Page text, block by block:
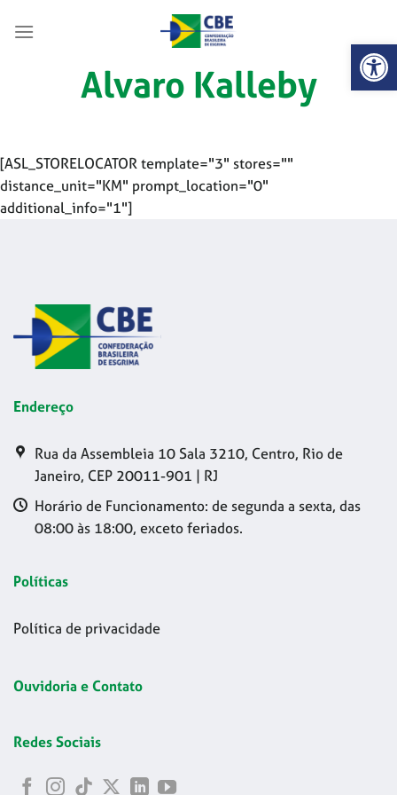
Abrir
Alvaro Kalleby
[ASL_STORELOCATOR template="3" stores=""
distance_unit="KM" prompt_location="0"
additional_info="1"]
Endereço
Rua da Assembleia 10 Sala 3210, Centro, Rio de
Janeiro, CEP 20011-901 | RJ
Horário de Funcionamento: de segunda a sexta, das
08:00 às 18:00, exceto feriados.
Políticas
Política de privacidade
Ouvidoria e Contato
Redes Sociais